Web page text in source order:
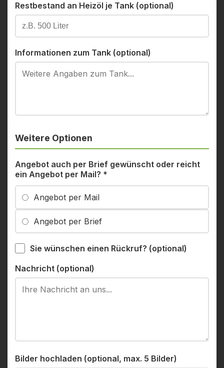
Restbestand an Heizöl je Tank (optional)
Informationen zum Tank (optional)
Weitere Optionen
Angebot auch per Brief gewünscht oder reicht
ein Angebot per Mail? *
Angebot per Mail
Angebot per Brief
Sie wünschen einen Rückruf? (optional)
Nachricht (optional)
Bilder hochladen (optional, max. 5 Bilder)